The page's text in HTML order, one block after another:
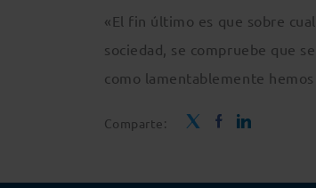
«El fin último es que sobre
sociedad, se compruebe que
como lamentablemente
Comparte: